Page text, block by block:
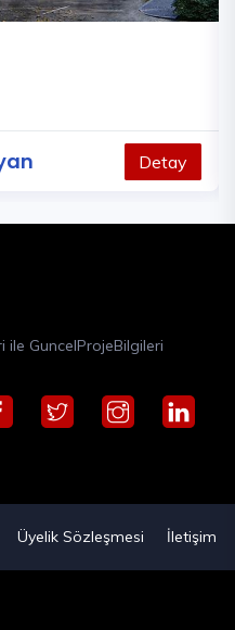
Detay
GuncelProjeBilgileri
Üyelik Sözleşmesi İletişim